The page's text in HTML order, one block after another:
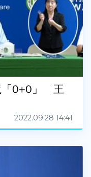
「0+0」 王
2022.09.28 14:41